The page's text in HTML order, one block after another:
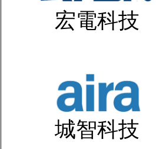
宏電科技
城智科技